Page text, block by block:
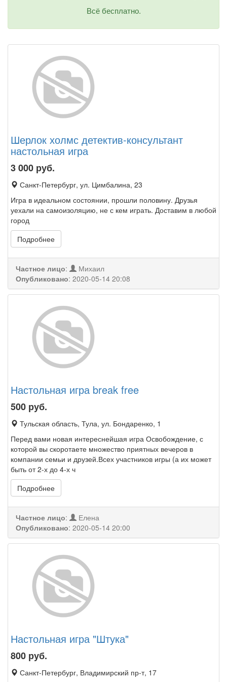
Всё бесплатно.
Шерлок холмс детектив-консультант
настольная игра
3 000 руб.
Санкт-Петербург, ул. Цимбалина, 23
Игра в идеальном состоянии, прошли половину. Друзья
уехали на самоизоляцию, не с кем играть. Доставим в любой
город
Подробнее
Частное лицо:
Михаил
Опубликовано: 2020-05-14 20:08
Настольная игра break free
500 руб.
Тульская область, Тула, ул. Бондаренко, 1
Перед вами новая интереснейшая игра Освобождение, с
которой вы скоротаете множество приятных вечеров в
компании семьи и друзей.Всех участников игры (а их может
быть от 2-х до 4-х ч
Подробнее
Частное лицо:
Елена
Опубликовано: 2020-05-14 20:00
Настольная игра "Штука"
800 руб.
Санкт-Петербург, Владимирский пр-т, 17